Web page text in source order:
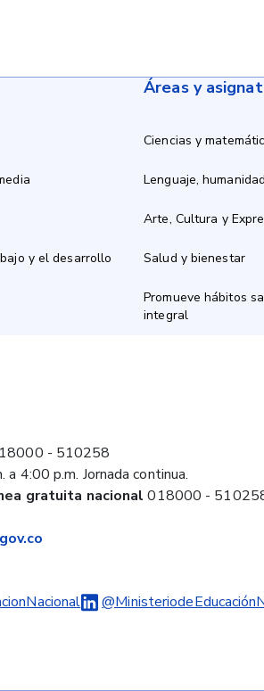
y el desarrollo
Áreas y
Ciencias y
Lenguaje,
Arte, Cultura y
Salud y bienestar
Promueve hábitos
integral
- 510258
4:00 p.m. Jornada continua.
gratuita nacional 018000 -